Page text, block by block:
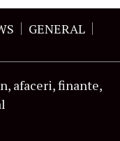
GENERAL
afaceri, finante,